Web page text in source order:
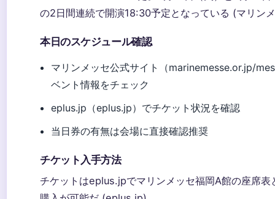
の2日間連続で開演18:30予定となっている (マリン
本日のスケジュール確認
マリンメッセ公式サイト（marinemesse.or.jp/
ベント情報をチェック
eplus.jp（eplus.jp）でチケット状況を確認
当日券の有無は会場に直接確認推奨
チケット入手方法
チケットはeplus.jpでマリンメッセ福岡A館の座席表